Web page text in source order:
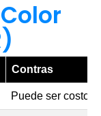
Contras
Puede ser